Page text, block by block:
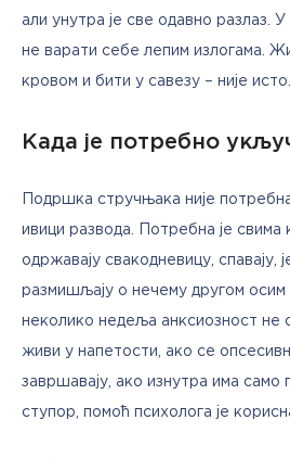
али унутра је све одавно разлаз. У
не варати себе лепим излогама.
кровом и бити у савезу – није исто.
Када је потребно
Подршка стручњака није
ивици развода. Потребна је свима
одржавају свакодневицу, спавају,
размишљају о нечему другом осим
неколико недеља анксиозност не
живи у напетости, ако се
завршавају, ако изнутра има само
ступор, помоћ психолога је